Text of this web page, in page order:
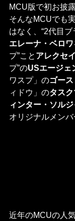
MCU版で初お披
そんなMCUでも
はなく、“2代目
エレーナ・ベロワ
プ”こと アレクセイ
プ”のUSエージェ
ワスプ」のゴース
ィドウ」のタス
ィンター・ソル
オリジナルメンバ
近年のMCUの人